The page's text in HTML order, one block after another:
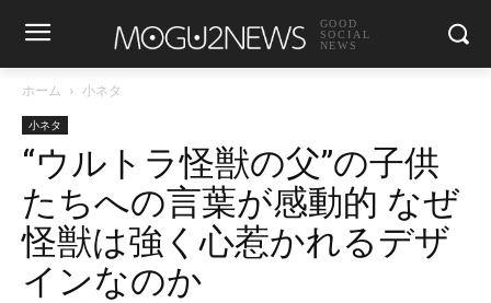
GOOD
SOCIAL
NEWS
ホーム 小ネタ
小ネタ
“ウルトラ怪獣の父”の子供
たちへの言葉が感動的 なぜ
怪獣は強く心惹かれるデザ
インなのか